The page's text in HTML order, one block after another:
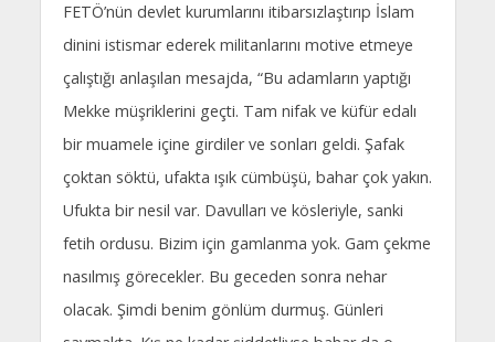
FETÖ’nün devlet kurumlarını itibarsızlaştırıp İslam
dinini istismar ederek militanlarını motive etmeye
çalıştığı anlaşılan mesajda, “Bu adamların yaptığı
Mekke müşriklerini geçti. Tam nifak ve küfür edalı
bir muamele içine girdiler ve sonları geldi. Şafak
çoktan söktü, ufakta ışık cümbüşü, bahar çok yakın.
Ufukta bir nesil var. Davulları ve kösleriyle, sanki
fetih ordusu. Bizim için gamlanma yok. Gam çekme
nasılmış görecekler. Bu geceden sonra nehar
olacak. Şimdi benim gönlüm durmuş. Günleri